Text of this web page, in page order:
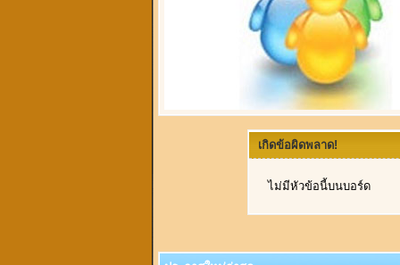
เกิดข้อผิดพลาด!
ไม่มีหัวข้อนี้บนบอร์ด